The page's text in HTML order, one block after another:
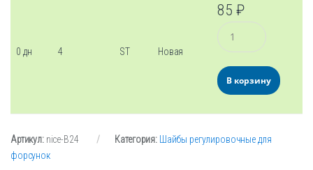
0 дн 4 ST Новая
85 ₽
Количество
В корзину
Артикул: nice-B24 Категория:
Шайбы регулировочные для
форсунок